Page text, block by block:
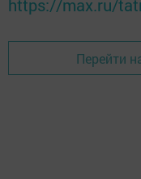
https://max.ru/
Перейти